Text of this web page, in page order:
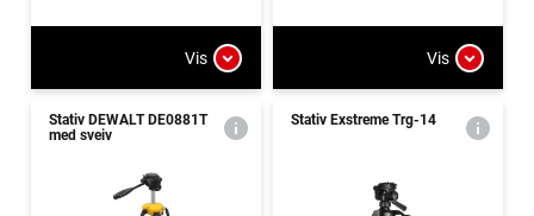
Vis Vis
Stativ DEWALT DE0881T
med sveiv
Stativ Exstreme Trg-14